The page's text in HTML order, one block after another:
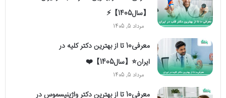
【سال1405】⚡️
مرداد 5, 1405
معرفی10 تا از بهترین دکتر کلیه در
ایران⭐【سال1405】❤️
مرداد 5, 1405
معرفی10 تا از بهترین دکتر واژینیسموس در